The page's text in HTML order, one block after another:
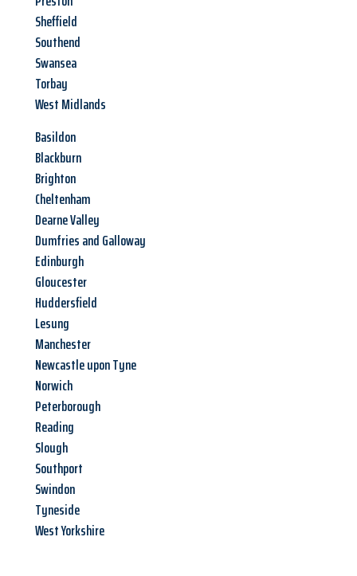
Sheffield
Southend
Swansea
Torbay
West Midlands
Basildon
Blackburn
Brighton
Cheltenham
Dearne Valley
Dumfries and Galloway
Edinburgh
Gloucester
Huddersfield
Lesung
Manchester
Newcastle upon Tyne
Norwich
Peterborough
Reading
Slough
Southport
Swindon
Tyneside
West Yorkshire